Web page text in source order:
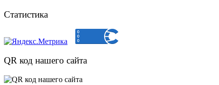
Статистика
QR код нашего сайта